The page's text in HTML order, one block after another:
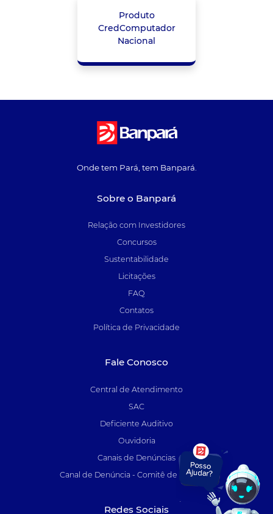
Produto
CredComputador
Nacional
Onde tem Pará, tem Banpará.
Sobre o Banpará
Relação com Investidores
Concursos
Sustentabilidade
Licitações
FAQ
Contatos
Política de Privacidade
Fale Conosco
Central de Atendimento
SAC
Deficiente Auditivo
Ouvidoria
Canais de Denúncias
Canal de Denúncia - Comitê de Auditoria
Redes Sociais